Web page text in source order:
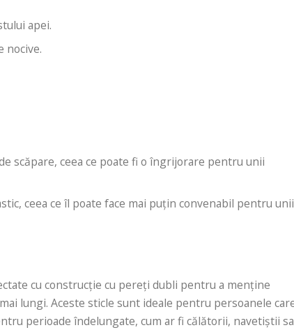
apei.
nocive.
scăpare, ceea ce poate fi o îngrijorare pentru unii
ceea ce îl poate face mai puțin convenabil pentru unii
cu construcție cu pereți dubli pentru a menține
lungi. Aceste sticle sunt ideale pentru persoanele
perioade îndelungate, cum ar fi călătorii, navetiștii